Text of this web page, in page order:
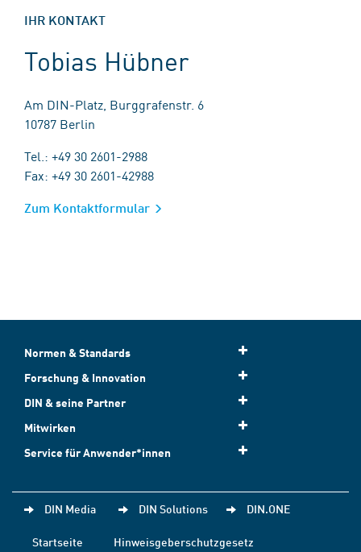
IHR KONTAKT
Tobias Hübner
Am DIN-Platz, Burggrafenstr. 6
10787 Berlin
Tel.: +49 30 2601-2988
Fax: +49 30 2601-42988
Zum Kontaktformular
Normen & Standards
Forschung & Innovation
DIN & seine Partner
Mitwirken
Service für Anwender*innen
DIN Media DIN Solutions DIN.ONE
Startseite
Hinweisgeberschutzgesetz